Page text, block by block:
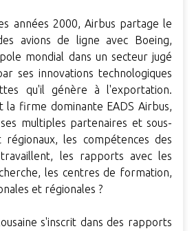
années 2000, Airbus partage le
avions de ligne avec Boeing,
mondial dans un secteur jugé
ses innovations technologiques
qu'il génère à l'exportation.
la firme dominante EADS Airbus,
multiples partenaires et sous-
les compétences des
les rapports avec les
les centres de formation,
et régionales ?
s'inscrit dans des rapports